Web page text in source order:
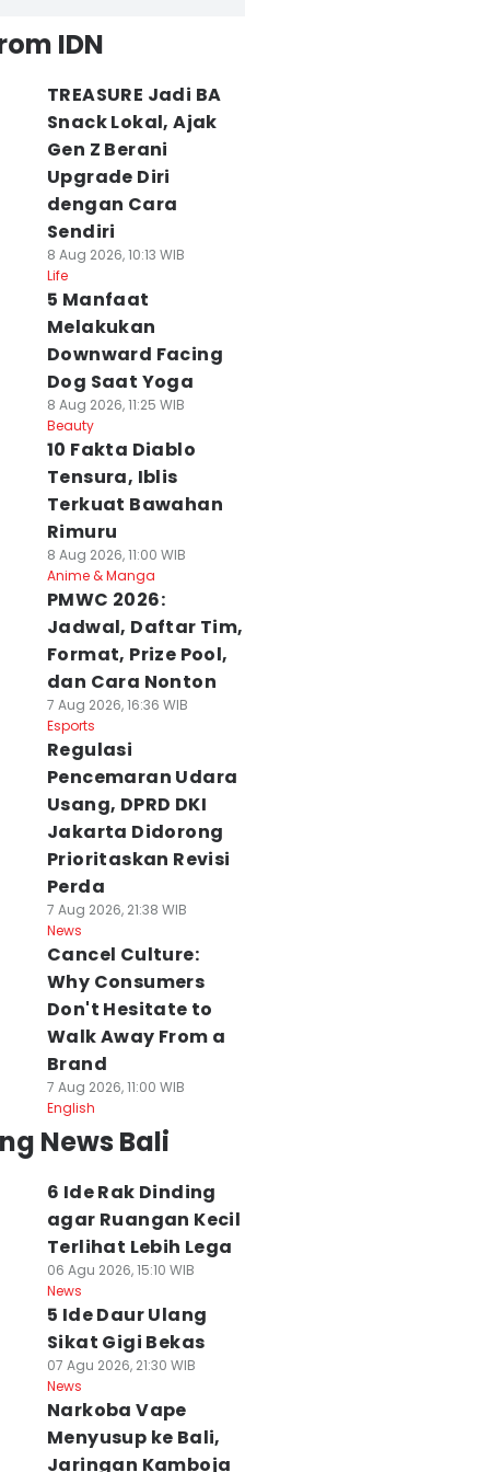
Misterius
Malam
Resahkan
di Marga
Menyerang Laki-
SD di Klungkung
Divaksin
News
IDN
TREASURE Jadi BA
Snack Lokal, Ajak
Gen Z Berani
Upgrade Diri
dengan Cara
Sendiri
8 Aug 2026, 10:13 WIB
Life
5 Manfaat
Melakukan
Downward Facing
Dog Saat Yoga
8 Aug 2026, 11:25 WIB
Beauty
10 Fakta Diablo
Tensura, Iblis
Terkuat Bawahan
Rimuru
8 Aug 2026, 11:00 WIB
Anime & Manga
PMWC 2026:
Jadwal, Daftar Tim,
Format, Prize Pool,
dan Cara Nonton
7 Aug 2026, 16:36 WIB
Esports
Regulasi
Pencemaran Udara
Usang, DPRD DKI
Jakarta Didorong
Prioritaskan Revisi
Perda
7 Aug 2026, 21:38 WIB
News
Cancel Culture:
Why Consumers
Don't Hesitate to
Walk Away From a
Brand
7 Aug 2026, 11:00 WIB
English
News Bali
6 Ide Rak Dinding
agar Ruangan Kecil
Terlihat Lebih Lega
06 Agu 2026, 15:10 WIB
News
5 Ide Daur Ulang
Sikat Gigi Bekas
07 Agu 2026, 21:30 WIB
News
Narkoba Vape
Menyusup ke Bali,
Jaringan Kamboja